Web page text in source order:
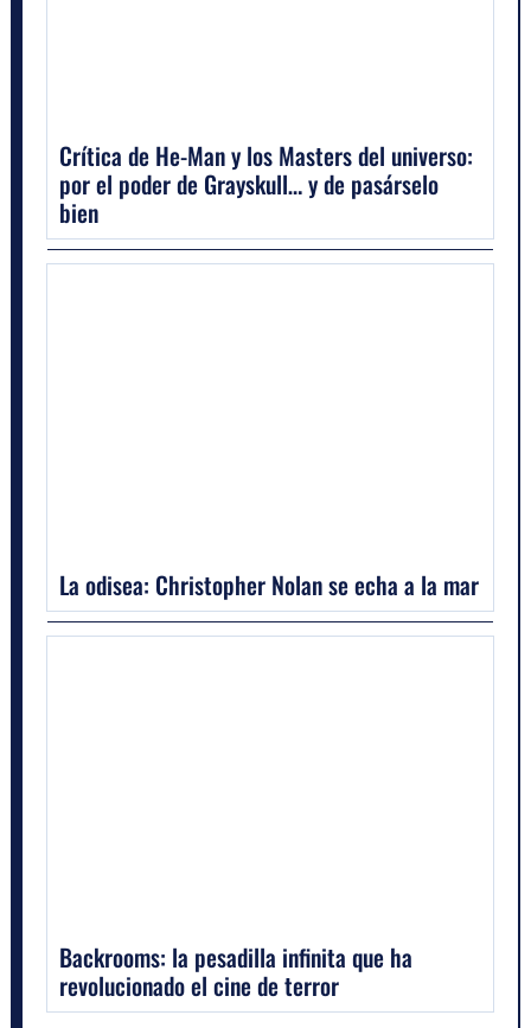
Crítica de He-Man y los Masters del universo:
por el poder de Grayskull… y de pasárselo
bien
La odisea: Christopher Nolan se echa a la mar
Backrooms: la pesadilla infinita que ha
revolucionado el cine de terror